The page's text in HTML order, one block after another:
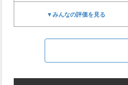
▼みんなの評価を見る